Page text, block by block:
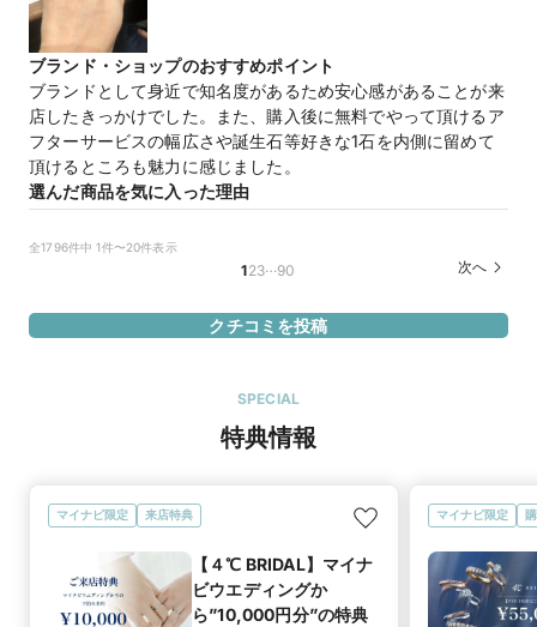
マイナビ限定 来店特典
この店舗のおすすめ特典情報
【４℃ BRIDAL】マイナビウエディングから”10,000円分”の特典を
プレゼント
ブランド・ショップのおすすめポイント
ブランドとして身近で知名度があるため安心感があることが来
店したきっかけでした。また、購入後に無料でやって頂けるア
フターサービスの幅広さや誕生石等好きな1石を内側に留めて
頂けるところも魅力に感じました。
選んだ商品を気に入った理由
プラチナで探しており、仕事のときにも主張しすぎず、控えめ
に綺麗にキラキラと輝いているデザインに惹かれました。太す
ぎず細すぎない指輪を探していたため、2.5mmと太さがちょ
全1796件中 1件〜20件表示
123…90 次へ
クチコミを投稿
SPECIAL
特典情報
マイナビ限定 来店特典
【４℃ BRIDAL】マイナ
ビウエディングか
ら”10,000円分”の特典
マイナビ限定